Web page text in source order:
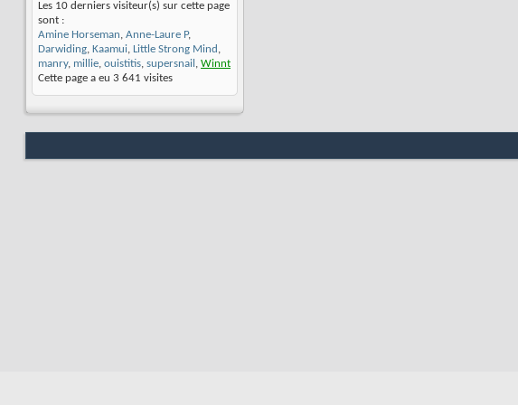
Les 10 derniers visiteur(s) sur cette page
sont :
Amine Horseman, Anne-Laure P,
Darwiding, Kaamui, Little Strong Mind ,
manry, millie, ouistitis, supersnail , Winnt
Cette page a eu 3 641 visites